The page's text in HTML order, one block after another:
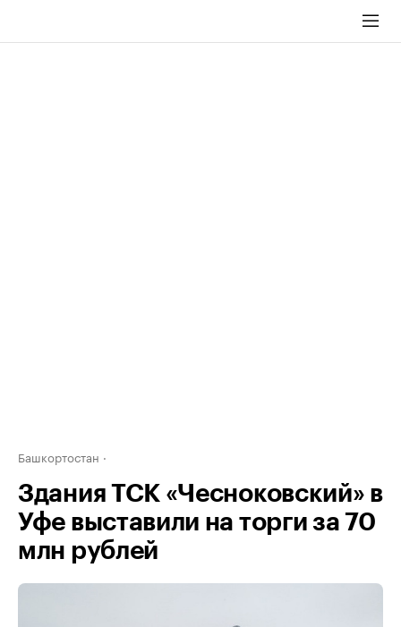
Башкортостан
Здания ТСК «Чесноковский» в
Уфе выставили на торги за 70
млн рублей